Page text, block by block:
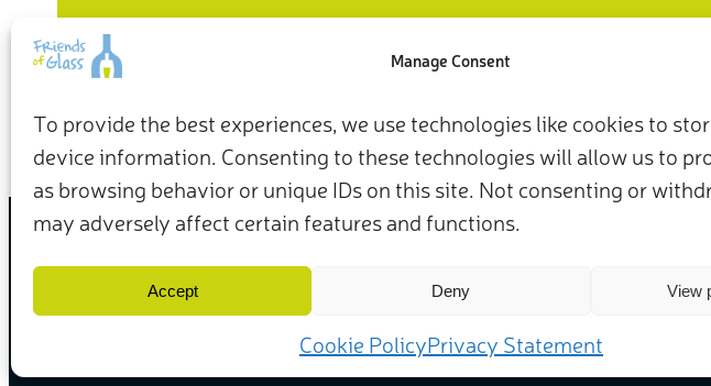
Manage Consent
To provide the best experiences, we use technologies like cookies to
device information. Consenting to these technologies will allow us to
as browsing behavior or unique IDs on this site. Not consenting or
may adversely affect certain features and functions.
Accept Deny View
Cookie PolicyPrivacy Statement